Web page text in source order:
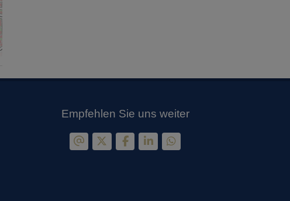
Empfehlen Sie uns weiter